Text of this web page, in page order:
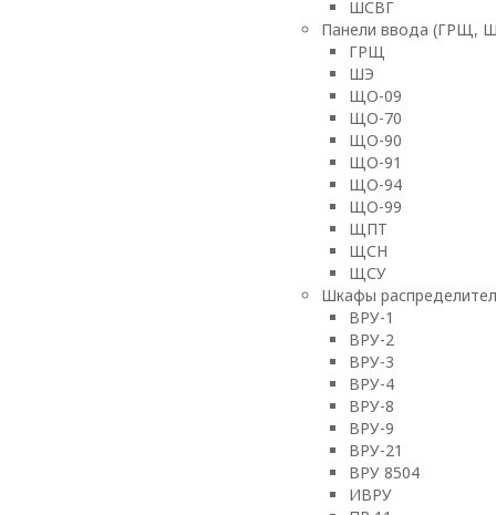
ШСВГ
Панели ввода
ГРЩ
ШЭ
ЩО-09
ЩО-70
ЩО-90
ЩО-91
ЩО-94
ЩО-99
ЩПТ
ЩСН
ЩСУ
Шкафы
ВРУ-1
ВРУ-2
ВРУ-3
ВРУ-4
ВРУ-8
ВРУ-9
ВРУ-21
ВРУ 8504
ИВРУ